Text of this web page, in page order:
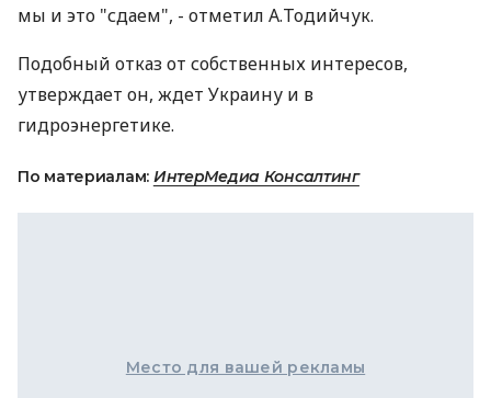
мы и это "сдаем", - отметил А.Тодийчук.
Подобный отказ от собственных интересов,
утверждает он, ждет Украину и в
гидроэнергетике.
По материалам: ИнтерМедиа Консалтинг
Место для вашей рекламы